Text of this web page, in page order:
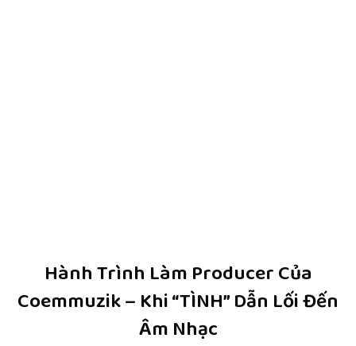
Hành Trình Làm Producer Của
Coemmuzik – Khi “TÌNH” Dẫn Lối Đến
Âm Nhạc